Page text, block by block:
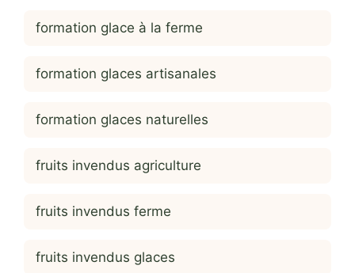
formation glace à la ferme
formation glaces artisanales
formation glaces naturelles
fruits invendus agriculture
fruits invendus ferme
fruits invendus glaces